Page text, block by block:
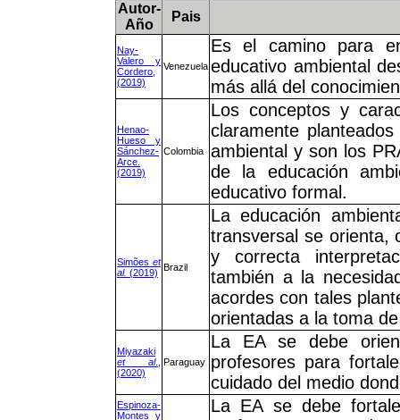
Autor-
Año
Pais
Nay-
Valero y
Cordero,
(2019)
Venezuela
Es el camino para
educativo ambiental
más allá del
Henao-
Hueso y
Sánchez-
Arce.
(2019)
Colombia
Los conceptos y
claramente
ambiental y son los
de la educación
educativo formal.
Simões et
al. (2019) Brazil
La educación
transversal se orienta,
y correcta
también a la
acordes con tales
orientadas a la toma
Miyazaki
et al.,
(2020)
Paraguay
La EA se debe
profesores para
cuidado del medio
Espinoza-
Montes y
La EA se debe